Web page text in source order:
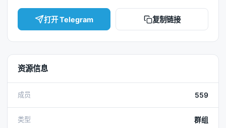
打开 Telegram 复制链接
资源信息
成员 559
类型 群组